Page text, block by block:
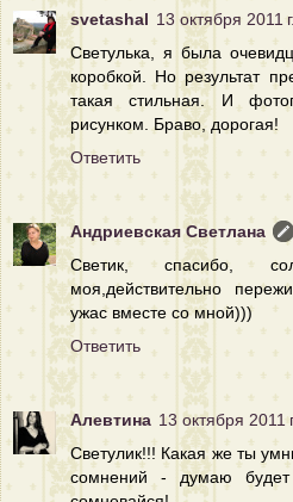
svetashal 13 октября 2011
Светулька, я была
коробкой. Но результат
такая стильная. И
рисунком. Браво, дорогая!
Ответить
Андриевская Светлана
Светик, спасибо,
моя,действительно
ужас вместе со мной)))
Ответить
Алевтина 13 октября 2011
Светулик!!! Какая же ты
сомнений - думаю